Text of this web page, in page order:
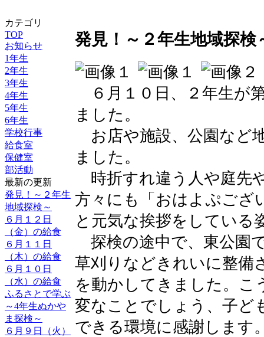
カテゴリ
TOP
お知らせ
1年生
2年生
3年生
4年生
5年生
6年生
学校行事
給食室
保健室
部活動
最新の更新
発見！～２年生
地域探検～
６月１２日
（金）の給食
６月１１日
（木）の給食
６月１０日
（水）の給食
ふるさとで学ぶ
～4年生ぬかや
ま探検～
６月９日（火）
発見！～２年生地域探検
６月１０日、２年生が
ました。
お店や施設、公園など
ました。
時折すれ違う人や庭先
方々にも「おはよぷござ
と元気な挨拶をしている
探検の途中で、東公園
草刈りなどきれいに整備
を動かしてきました。こ
変なことでしょう、子ど
できる環境に感謝します